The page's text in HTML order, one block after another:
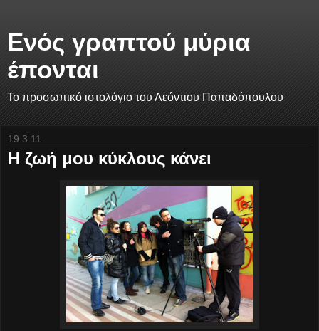
Ενός γραπτού μύρια
έπονται
Το προσωπικό ιστολόγιο του Λεόντιου Παπαδόπουλου
19.3.11
Η ζωή μου κύκλους κάνει